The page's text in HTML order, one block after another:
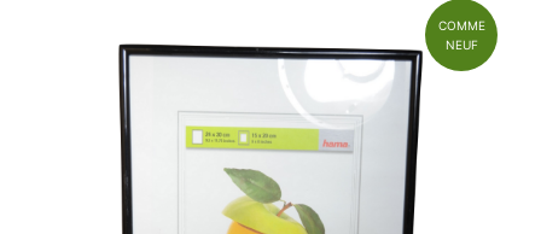
COMME
NEUF